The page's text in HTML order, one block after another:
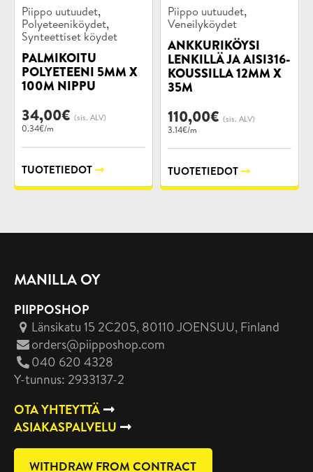
Tuotekategoriat:
Piippo uutuudet,
Polyeteeniköydet,
Synteettiset köydet
PALMIKOITU
POLYETEENI 5MM X
100M NIPPU
34,00€ (sis. ALV)
0.34€/m
TUOTETIEDOT
Tuotekategoriat:
Piippo uutuudet,
Veneilyköydet
ANKKURIKÖYSI
LENKILLÄ JA AISI316-
KOUSSILLA 12MM X
35M
110,00€ (sis. ALV)
3.14€/m
TUOTETIEDOT
MANILLA OY
PIIPPOSHOP
Länsikatu 15 2C205, 80110 JOENSUU, Finland
orders@piipposhop.com
040 620 4328
Y-tunnus: 2933137-2
OTA YHTEYTTÄ
ASIAKASPALVELU
WITHDRAW FROM CONTRACT